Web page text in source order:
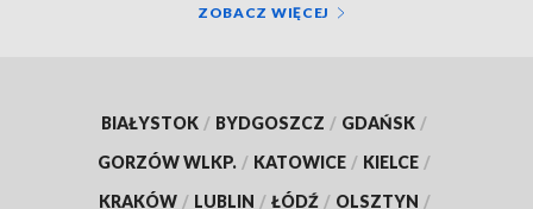
ZOBACZ WIĘCEJ
BIAŁYSTOK / BYDGOSZCZ / GDAŃSK /
GORZÓW WLKP. / KATOWICE / KIELCE /
KRAKÓW / LUBLIN / ŁÓDŹ / OLSZTYN /